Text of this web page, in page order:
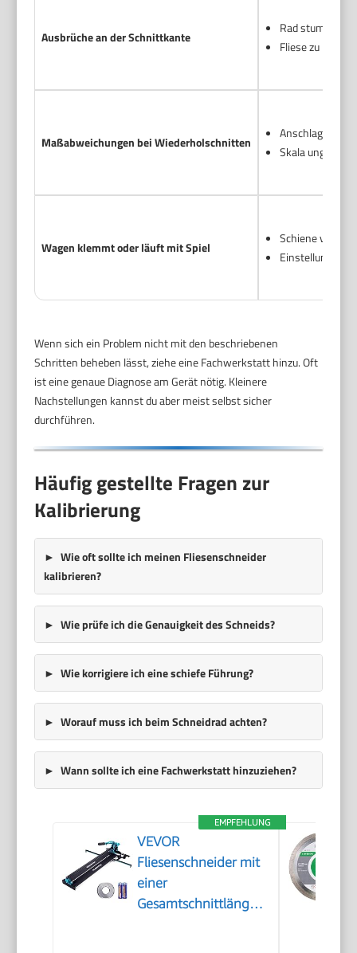
Ausbrüche an der Schnittkante
Rad stumpf
Fliese zu hoch
Maßabweichungen bei Wiederholschnitten
Anschlag
Skala ungenau
Wagen klemmt oder läuft mit Spiel
Schiene
Einstellungen
Wenn sich ein Problem nicht mit den beschriebenen
Schritten beheben lässt, ziehe eine Fachwerkstatt hinzu. Oft
ist eine genaue Diagnose am Gerät nötig. Kleinere
Nachstellungen kannst du aber meist selbst sicher
durchführen.
Häufig gestellte Fragen zur
Kalibrierung
Wie oft sollte ich meinen Fliesenschneider
kalibrieren?
Wie prüfe ich die Genauigkeit des Schneids?
Wie korrigiere ich eine schiefe Führung?
Worauf muss ich beim Schneidrad achten?
Wann sollte ich eine Fachwerkstatt hinzuziehen?
EMPFEHLUNG
VEVOR
Fliesenschneider mit
einer
Gesamtschnittlänge